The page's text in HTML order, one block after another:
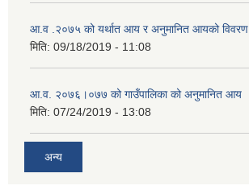
आ.व .२०७५ को यर्थात आय र अनुमानित आयको विवरण
मिति: 09/18/2019 - 11:08
आ.व. २०७६।०७७ को गाउँपालिका को अनुमानित आय
मिति: 07/24/2019 - 13:08
अन्य